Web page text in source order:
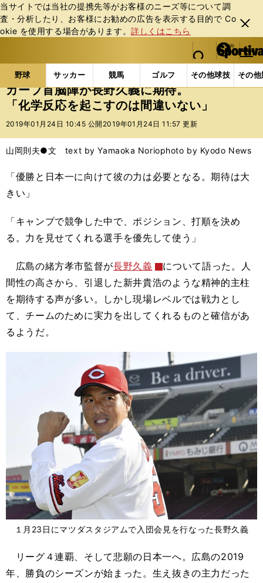
当サイトでは当社の提携先等がお客様のニーズ等について調
査・分析したり、お客様にお勧めの広告を表⽰する⽬的で Co
okie を使⽤する場合があります。詳しくはこちら
閉じ
る
web Sportiva (webスポルティーバ)
検索
マイペ
ー
ジ
メニュ
野球 サッカー 競馬 ゴルフ その他球技 その
b
ス
ポ
ル
バ
野球の記事一覧 プロ野球 カープ首脳陣が長野久義
カープ首脳陣が長野久義に期待。
「化学反応を起こすのは間違いない」
2019年01月24日 10:45 公開 2019年01月24日 11:57 更新
山岡則夫●文 text by Yamaoka Noriophoto by Kyodo News
「優勝と日本一に向けて彼の力は必要となる。期待は大
きい」
「キャンプで競争した中で、ポジション、打順を決め
る。力を見せてくれる選手を優先して使う」
広島の緒方孝市監督が長野久義
について語った。人
間性の高さから、引退した新井貴浩のような精神的主柱
を期待する声が多い。しかし現場レベルでは戦力とし
て、チームのために実力を出してくれるものと確信があ
るようだ。
１月23日にマツダスタジアムで入団会見を行なった長野久義
リーグ４連覇、そして悲願の日本一へ。広島の2019
年、勝負のシーズンが始まった。生え抜きの主力だった